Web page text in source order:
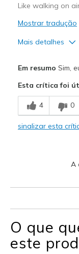
Like walking on
Mostrar tradução
Mais detalhes
Stylish
Sizing
View On Shoes
Em resumo Sim,
Esta crítica foi
4 0
sinalizar esta
A
O que
este